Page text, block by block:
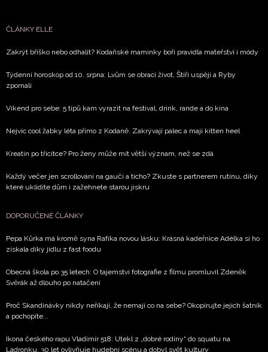
informace od našich partnerů? Pokud souhlasíte se
zpracováním údajů k tomuto účelu podle
ČLÁNKY ELLE
Zakrýt bříško nebo odhalit? Kodaňské maminky boří pravidla mateřství i módy
Týdenní horoskop od 10. srpna: Lvům se obrací život, Štíři uspějí a Ryby
zpomalí
Víkend pro sebe: 5 tipů kam vyrazit na festival, drink, rande a do kina
Nejvíc cool žabky léta přímo z Kodaně. Zakrývají palec a mají kitten heel
Kreatin po třicítce? Pro ženy může mít větší význam, než se zdá
Každý večer jen scrollování na gauči a ticho? Zkuste s partnerem rutinu, díky
které uklidíte dům i zažehnete starou jiskru
DOPORUČENÉ ČLÁNKY
Pepa Kůrka má kromě syna Rafíka novou lásku: Krásná kadeřnice Adélka si ho
získala díky jídlu z fast foodu
Obecná škola po 35 letech: O tajemství fotografie z filmu promluvil Zdeněk
Svěrák až dlouho po natáčení
Proč Skandinávky nikdy neříkají, že nemají co na sebe? Okopírujte jejich šatník
a pochopíte...
Ikona českého rapu Vladimír 518: Utekl z „dobré rodiny“ do squatu na
Ladronku. 30 let ovlivňuje hudební scénu a dobyl svět kultury